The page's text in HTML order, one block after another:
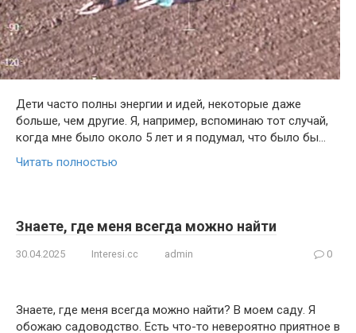
Дети часто полны энергии и идей, некоторые даже
больше, чем другие. Я, например, вспоминаю тот случай,
когда мне было около 5 лет и я подумал, что было бы…
Читать полностью
Знаете, где меня всегда можно найти
30.04.2025 Interesi.cc admin 0
Знаете, где меня всегда можно найти? В моем саду. Я
обожаю садоводство. Есть что-то невероятно приятное в